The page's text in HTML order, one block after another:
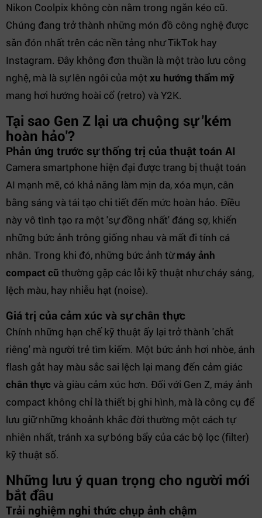
Nikon Coolpix không còn nằm trong ngăn kéo cũ.
Chúng đang trở thành những món đồ công nghệ được
săn đón nhất trên các nền tảng như TikTok hay
Instagram. Đây không đơn thuần là một trào lưu công
nghệ, mà là sự lên ngôi của một xu hướng thẩm mỹ
mang hơi hướng hoài cổ (retro) và Y2K.
Tại sao Gen Z lại ưa chuộng sự 'kém
hoàn hảo'?
Phản ứng trước sự thống trị của thuật toán AI
Camera smartphone hiện đại được trang bị thuật toán
AI mạnh mẽ, có khả năng làm mịn da, xóa mụn, cân
bằng sáng và tái tạo chi tiết đến mức hoàn hảo. Điều
này vô tình tạo ra một 'sự đồng nhất' đáng sợ, khiến
những bức ảnh trông giống nhau và mất đi tính cá
nhân. Trong khi đó, những bức ảnh từmáy ảnh
compact cũ thường gặp các lỗi kỹ thuật như cháy sáng,
lệch màu, hay nhiễu hạt (noise).
Giá trị của cảm xúc và sự chân thực
Chính những hạn chế kỹ thuật ấy lại trở thành 'chất
riêng' mà người trẻ tìm kiếm. Một bức ảnh hơi nhòe, ánh
flash gắt hay màu sắc sai lệch lại mang đến cảm giác
chân thực và giàu cảm xúc hơn. Đối với Gen Z, máy ảnh
compact không chỉ là thiết bị ghi hình, mà là công cụ để
lưu giữ những khoảnh khắc đời thường một cách tự
nhiên nhất, tránh xa sự bóng bẩy của các bộ lọc (filter)
kỹ thuật số.
Những lưu ý quan trọng cho người mới
bắt đầu
Trải nghiệm nghi thức chụp ảnh chậm